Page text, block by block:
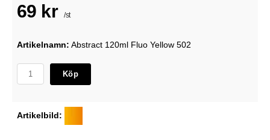
69 kr /st
Artikelnamn: Abstract 120ml Fluo Yellow 502
Köp
Artikelbild: